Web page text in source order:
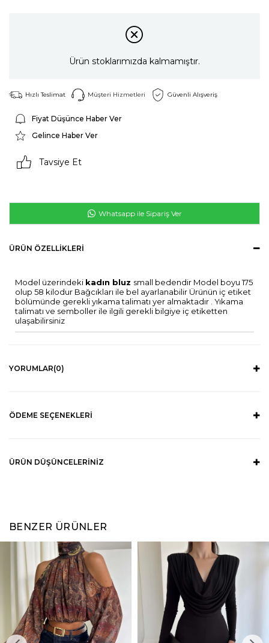
Ürün stoklarımızda kalmamıştır.
Hızlı Teslimat Müşteri Hizmetleri Güvenli Alışveriş
Fiyat Düşünce Haber Ver
Gelince Haber Ver
Tavsiye Et
Whatsapp ile Sipariş Ver
ÜRÜN ÖZELLIKLERI
Model üzerindeki kadın bluz small bedendir Model boyu 175
olup 58 kilodur Bağcıkları ile bel ayarlanabilir Ürünün iç etiket
bölümünde gerekli yıkama talimatı yer almaktadır . Yıkama
talimatı ve semboller ile ilgili gerekli bilgiye iç etiketten
ulaşabilirsiniz
YORUMLAR(0)
ÖDEME SEÇENEKLERI
ÜRÜN DÜŞÜNCELERINIZ
BENZER ÜRÜNLER